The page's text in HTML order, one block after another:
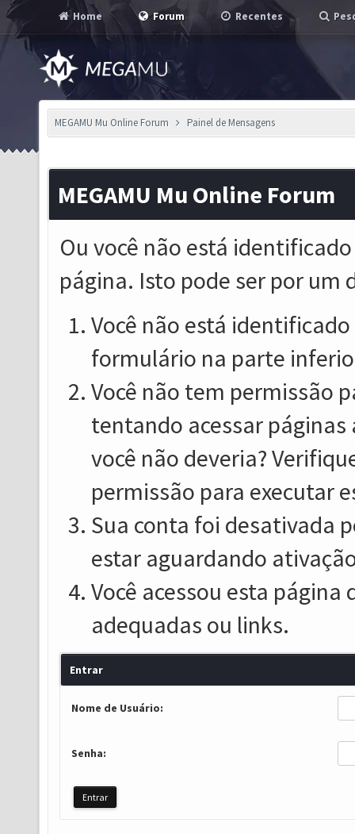
Home Forum Recentes
MEGAMU Mu Online Forum Painel de Mensagens
MEGAMU Mu Online Forum
Ou você não está
página. Isto pode ser por um
Você não está
formulário na parte
Você não tem permissão
tentando acessar
você não deveria?
permissão para executar
Sua conta foi desativada
estar aguardando
Você acessou esta
adequadas ou links.
Entrar
Nome de Usuário:
Senha: